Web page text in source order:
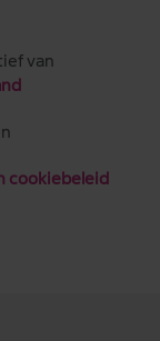
van
cookiebeleid